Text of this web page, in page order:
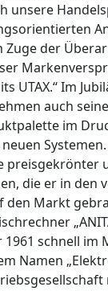
unsere
Zuge der
UTAX.“ Im
auch
im
preisgekrönter
die er in den
den Markt
1961 schnell im
Namen